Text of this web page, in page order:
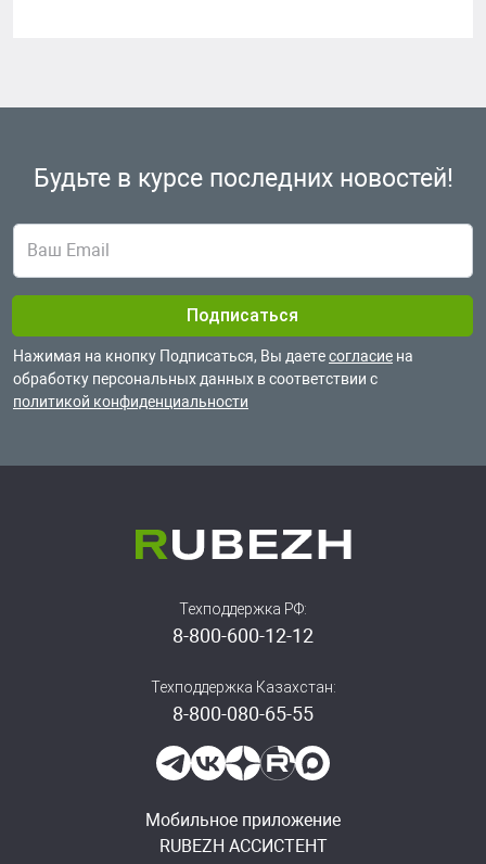
Будьте в курсе последних новостей!
Нажимая на кнопку Подписаться, Вы даетесогласие на
обработку персональных данных в соответствии с
политикой конфиденциальности
Техподдержка РФ:
8-800-600-12-12
Техподдержка Казахстан:
8-800-080-65-55
Мобильное приложение
RUBEZH АССИСТЕНТ